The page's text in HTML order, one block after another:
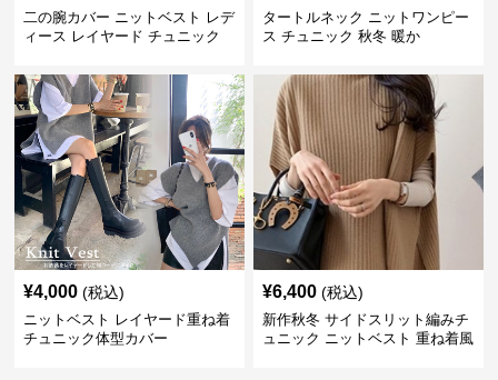
二の腕カバー ニットベスト レデ
ィース レイヤード チュニック
タートルネック ニットワンピー
ス チュニック 秋冬 暖か
¥4,000 (税込)
ニットベスト レイヤード重ね着
チュニック体型カバー
¥6,400 (税込)
新作秋冬 サイドスリット編みチ
ュニック ニットベスト 重ね着風